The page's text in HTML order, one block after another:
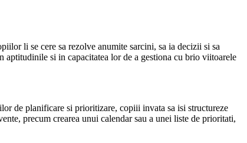
li se cere sa rezolve anumite sarcini, sa ia decizii si sa
si in capacitatea lor de a gestiona cu brio viitoarele
de planificare si prioritizare, copiii invata sa isi structureze
precum crearea unui calendar sau a unei liste de prioritati,